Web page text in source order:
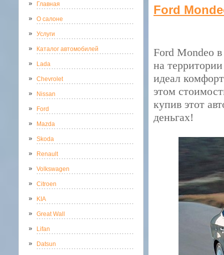
Главная
О салоне
Услуги
Каталог автомобилей
Lada
Chevrolet
Nissan
Ford
Mazda
Skoda
Renault
Volkswagen
Citroen
KIA
Great Wall
Lifan
Datsun
Ford
Ford Mondeo
на
идеал
этом
купив этот
деньгах!